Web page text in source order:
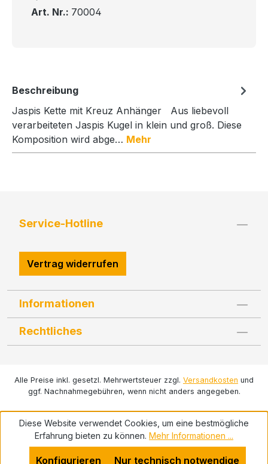
Art. Nr.: 70004
Beschreibung
Jaspis Kette mit Kreuz Anhänger Aus liebevoll
verarbeiteten Jaspis Kugel in klein und groß. Diese
Komposition wird abge… Mehr
Service-Hotline
Vertrag widerrufen
Informationen
Rechtliches
Alle Preise inkl. gesetzl. Mehrwertsteuer zzgl. Versandkosten und
ggf. Nachnahmegebühren, wenn nicht anders angegeben.
Diese Website verwendet Cookies, um eine bestmögliche
Erfahrung bieten zu können. Mehr Informationen ...
Nur technisch notwendige
Konfigurieren